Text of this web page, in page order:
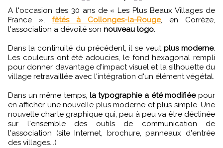
A l'occasion des 30 ans de « Les Plus Beaux Villages de
France », fêtés à Collonges-la-Rouge, en Corrèze,
l'association a dévoilé son nouveau logo
Dans la continuité du précédent, il se veut plus moderne.
Les couleurs ont été adoucies, le fond hexagonal rempli
pour donner davantage d'impact visuel et la silhouette du
village retravaillée avec l'intégration d'un élément végétal.
Dans un même temps, la typographie a été modifiéepour
en afficher une nouvelle plus moderne et plus simple. Une
nouvelle charte graphique qui, peu à peu va être déclinée
sur l'ensemble des outils de communication de
l'association (site Internet, brochure, panneaux d'entrée
des villages...)